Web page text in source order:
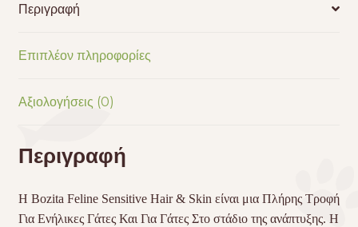
Περιγραφή
Επιπλέον πληροφορίες
Αξιολογήσεις (0)
Περιγραφή
H Bozita Feline Sensitive Hair & Skin είναι μια Πλήρης Τροφή
Για Ενήλικες Γάτες Και Για Γάτες Στο στάδιο της ανάπτυξης. Η